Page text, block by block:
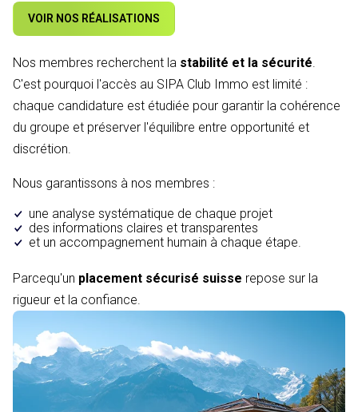
VOIR NOS RÉALISATIONS
Nos membres recherchent la stabilité et la sécurité.
C'est pourquoi l'accès au SIPA Club Immo est limité :
chaque candidature est étudiée pour garantir la cohérence
du groupe et préserver l'équilibre entre opportunité et
discrétion.
Nous garantissons à nos membres :
une analyse systématique de chaque projet
des informations claires et transparentes
et un accompagnement humain à chaque étape.
Parcequ'un placement sécurisé suisse repose sur la
rigueur et la confiance.